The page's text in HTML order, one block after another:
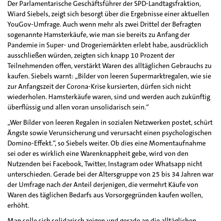
Der Parlamentarische Geschäftsführer der SPD-Landtagsfraktion,
Wiard Siebels, zeigt sich besorgt über die Ergebnisse einer aktuellen
YouGov-Umfrage. Auch wenn mehr als zwei Drittel der Befragten
sogenannte Hamsterkäufe, wie man sie bereits zu Anfang der
Pandemie in Super- und Drogeriemärkten erlebt habe, ausdrücklich
ausschließen würden, zeigten sich knapp 10 Prozent der
Teilnehmenden offen, verstärkt Waren des alltäglichen Gebrauchs zu
kaufen. Siebels warnt: „Bilder von leeren Supermarktregalen, wie sie
zur Anfangszeit der Corona-Krise kursierten, dürfen sich nicht
wiederholen. Hamsterkäufe waren, sind und werden auch zukünftig
überflüssig und allen voran unsolidarisch sein.“
„Wer Bilder von leeren Regalen in sozialen Netzwerken postet, schürt
Ängste sowie Verunsicherung und verursacht einen psychologischen
Domino-Effekt.“, so Siebels weiter. Ob dies eine Momentaufnahme
sei oder es wirklich eine Warenknappheit gebe, wird von den
Nutzenden bei Facebook, Twitter, Instagram oder Whatsapp nicht
unterschieden. Gerade bei der Altersgruppe von 25 bis 34 Jahren war
der Umfrage nach der Anteil derjenigen, die vermehrt Käufe von
Waren des täglichen Bedarfs aus Vorsorgegründen kaufen wollen,
erhöht.